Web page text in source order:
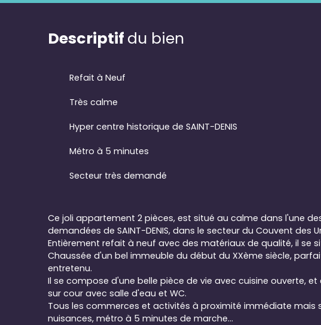
Descriptif du bien
Refait à Neuf
Très calme
Hyper centre historique de SAINT-DENIS
Métro à 5 minutes
Secteur très demandé
Ce joli appartement 2 pièces, est situé au calme dans l'une
demandées de SAINT-DENIS, dans le secteur du Couvent des
Entièrement refait à neuf avec des matériaux de qualité, il se
Chaussée d'un bel immeuble du début du XXème siècle,
entretenu.
Il se compose d'une belle pièce de vie avec cuisine ouverte,
sur cour avec salle d'eau et WC.
Tous les commerces et activités à proximité immédiate mais
nuisances, métro à 5 minutes de marche...